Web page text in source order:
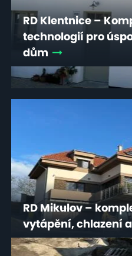
RD Klentnice –
technologií pro
dům
RD Mikulov –
vytápění, chlazení